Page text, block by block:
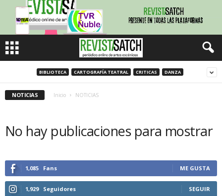
BIBLIOTECA CARTOGRAFÍA TEATRAL CRITICAS DANZA
NOTICIAS Inicio NOTICIAS
No hay publicaciones para mostrar
1,085 Fans ME GUSTA
1,929 Seguidores SEGUIR